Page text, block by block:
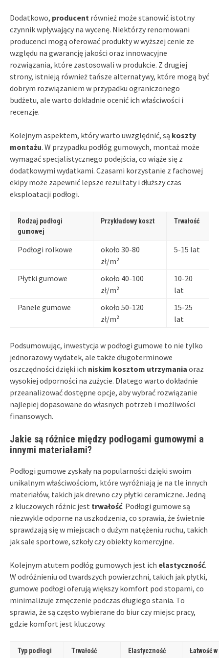
Dodatkowo, producent również może stanowić istotny
czynnik wpływający na wycenę. Niektórzy renomowani
producenci mogą oferować produkty w wyższej cenie ze
względu na gwarancję jakości oraz innowacyjne
rozwiązania, które zastosowali w produkcie. Z drugiej
strony, istnieją również tańsze alternatywy, które mogą być
dobrym rozwiązaniem w przypadku ograniczonego
budżetu, ale warto dokładnie ocenić ich właściwości i
recenzje.
Kolejnym aspektem, który warto uwzględnić, są koszty
montażu. W przypadku podłóg gumowych, montaż może
wymagać specjalistycznego podejścia, co wiąże się z
dodatkowymi wydatkami. Czasami korzystanie z fachowej
ekipy może zapewnić lepsze rezultaty i dłuższy czas
eksploatacji podłogi.
Rodzaj podłogi
gumowej
Przykładowy koszt Trwałość
Podłogi rolkowe
około 30-80
zł/m²
5-15 lat
Płytki gumowe
około 40-100
zł/m²
10-20
lat
Panele gumowe
około 50-120
zł/m²
15-25
lat
Podsumowując, inwestycja w podłogi gumowe to nie tylko
jednorazowy wydatek, ale także długoterminowe
oszczędności dzięki ich niskim kosztom utrzymania oraz
wysokiej odporności na zużycie. Dlatego warto dokładnie
przeanalizować dostępne opcje, aby wybrać rozwiązanie
najlepiej dopasowane do własnych potrzeb i możliwości
finansowych.
Jakie są różnice między podłogami gumowymi a
innymi materiałami?
Podłogi gumowe zyskały na popularności dzięki swoim
unikalnym właściwościom, które wyróżniają je na tle innych
materiałów, takich jak drewno czy płytki ceramiczne. Jedną
z kluczowych różnic jest trwałość. Podłogi gumowe są
niezwykle odporne na uszkodzenia, co sprawia, że świetnie
sprawdzają się w miejscach o dużym natężeniu ruchu, takich
jak sale sportowe, szkoły czy obiekty komercyjne.
Kolejnym atutem podłóg gumowych jest ich elastyczność.
W odróżnieniu od twardszych powierzchni, takich jak płytki,
gumowe podłogi oferują większy komfort pod stopami, co
minimalizuje zmęczenie podczas długiego stania. To
sprawia, że są często wybierane do biur czy miejsc pracy,
gdzie komfort jest kluczowy.
Typ podłogi Trwałość Elastyczność
Łatwość w